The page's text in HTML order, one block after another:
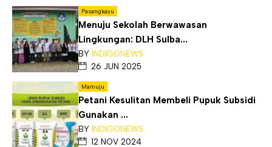
Pasangkayu
Menuju Sekolah Berwawasan
Lingkungan: DLH Sulba...
BY INDIGONEWS
26 JUN 2025
Mamuju
Petani Kesulitan Membeli Pupuk Subsidi
Gunakan ...
BY INDIGONEWS
12 NOV 2024